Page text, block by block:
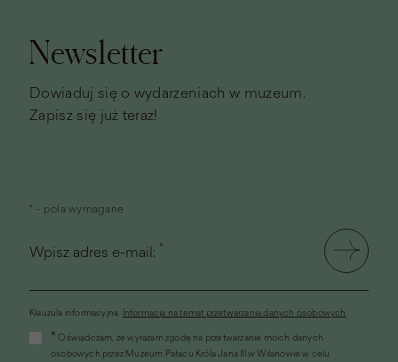
Newsletter
Dowiaduj się o wydarzeniach w muzeum.
Zapisz się już teraz!
* - pola wymagane
Wpisz adres e-mail: *
Klauzula informacyjna. Informacja na temat przetwarzania danych osobowych
otworzy
* Oświadczam, że wyrażam zgodę na przetwarzanie moich danych
osobowych przez Muzeum Pałacu Króla Jana III w Wilanowie w celu